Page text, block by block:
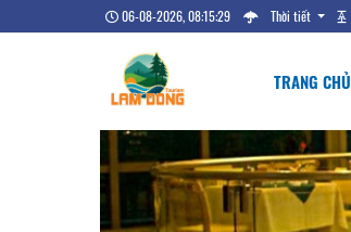
06-08-2026, 08:15:30 Thời tiết
TRANG CHỦ